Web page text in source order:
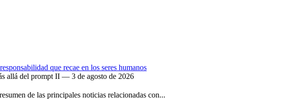
que recae en los seres humanos
allá del prompt II — 3 de agosto de 2026
de las principales noticias relacionadas con...